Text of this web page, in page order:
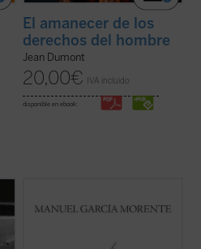
El amanecer de los
derechos del hombre
Jean Dumont
20,00€ IVA incluido
disponible en ebook:
sobre filosofía de la historia de España,